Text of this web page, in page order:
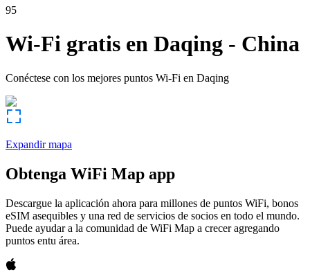
95
Wi-Fi gratis en Daqing - China
Conéctese con los mejores puntos Wi-Fi en Daqing
Expandir mapa
Obtenga WiFi Map app
Descargue la aplicación ahora para millones de puntos WiFi, bonos
eSIM asequibles y una red de servicios de socios en todo el mundo.
Puede ayudar a la comunidad de WiFi Map a crecer agregando
puntos entu área.